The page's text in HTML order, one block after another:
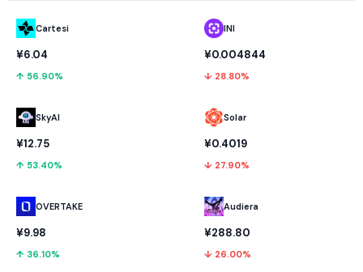
Cartesi
¥6.04
↑ 56.90%
SkyAI
¥12.75
↑ 53.40%
OVERTAKE
¥9.98
↑ 36.10%
INI
¥0.004844
↓ 28.80%
Solar
¥0.4019
↓ 27.90%
Audiera
¥288.80
↓ 26.00%